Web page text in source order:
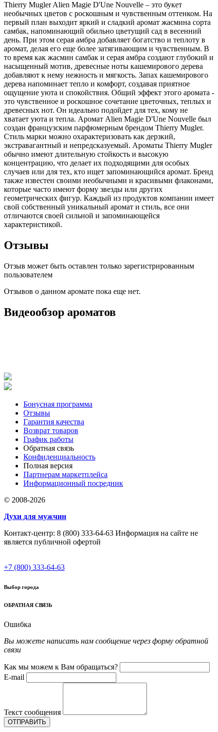
Thierry Mugler Alien Magie D'Une Nouvelle – это букет
необычных цветов с роскошным и чувственным оттенком. На
первый план выходит яркий и сладкий аромат жасмина сорта
самбак, напоминающий обильно цветущий сад в весенний
день. При этом серая амбра добавляет богатство и теплоту в
аромат, делая его еще более затягивающим и чувственным. В
то время как жасмин самбак и серая амбра создают глубокий и
насыщенный мотив, древесные ноты кашемирового дерева
добавляют к нему нежность и мягкость. Запах кашемирового
дерева напоминает тепло и комфорт, создавая приятное
ощущение уюта и спокойствия. Общий эффект этого аромата -
это чувственное и роскошное сочетание цветочных, теплых и
древесных нот. Он идеально подойдет для тех, кому не
хватает уюта и тепла. Аромат Alien Magie D'Une Nouvelle был
создан французским парфюмерным брендом Thierry Mugler.
Стиль марки можно охарактеризовать как дерзкий,
экстравагантный и непредсказуемый. Ароматы Thierry Mugler
обычно имеют длительную стойкость и высокую
концентрацию, что делает их подходящими для особых
случаев или для тех, кто ищет запоминающийся аромат. Бренд
также известен своими необычными и красивыми флаконами,
которые часто имеют форму звезды или других
геометрических фигур. Каждый из продуктов компании имеет
свой собственный уникальный аромат и стиль, все они
отличаются своей сильной и запоминающейся
характеристикой.
Отзывы
Отзыв может быть оставлен только зарегистрированным
пользователем
Отзывов о данном аромате пока еще нет.
Видеообзор ароматов
Бонусная программа
Отзывы
Гарантия качества
Возврат товаров
График работы
Обратная связь
Конфиденциальность
Полная версия
Партнерам маркетплейса
Информационный посредник
© 2008-2026
Духи для мужчин
Контакт-центр: 8 (800) 333-64-63 Информация на сайте не
является публичной офертой
+7 (800) 333-64-63
Выбор города
ОБРАТНАЯ СВЯЗЬ
Ошибка
Вы можете написать нам сообщение через форму обратной
связи
Как мы можем к Вам обращаться?
E-mail
Текст сообщения
ОТПРАВИТЬ